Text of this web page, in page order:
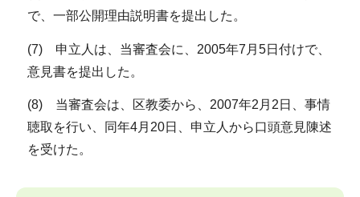
で、一部公開理由説明書を提出した。
(7) 申立人は、当審査会に、2005年7月5日付けで、
意見書を提出した。
(8) 当審査会は、区教委から、2007年2月2日、事情
聴取を行い、同年4月20日、申立人から口頭意見陳述
を受けた。